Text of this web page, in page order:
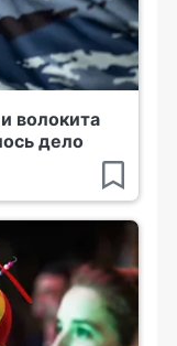
волокита
дело